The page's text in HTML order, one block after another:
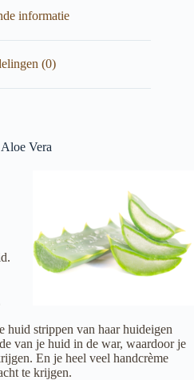
informatie
(0)
Vera
huid strippen van haar huideigen
van je huid in de war, waardoor je
En je heel veel handcrème
te krijgen.